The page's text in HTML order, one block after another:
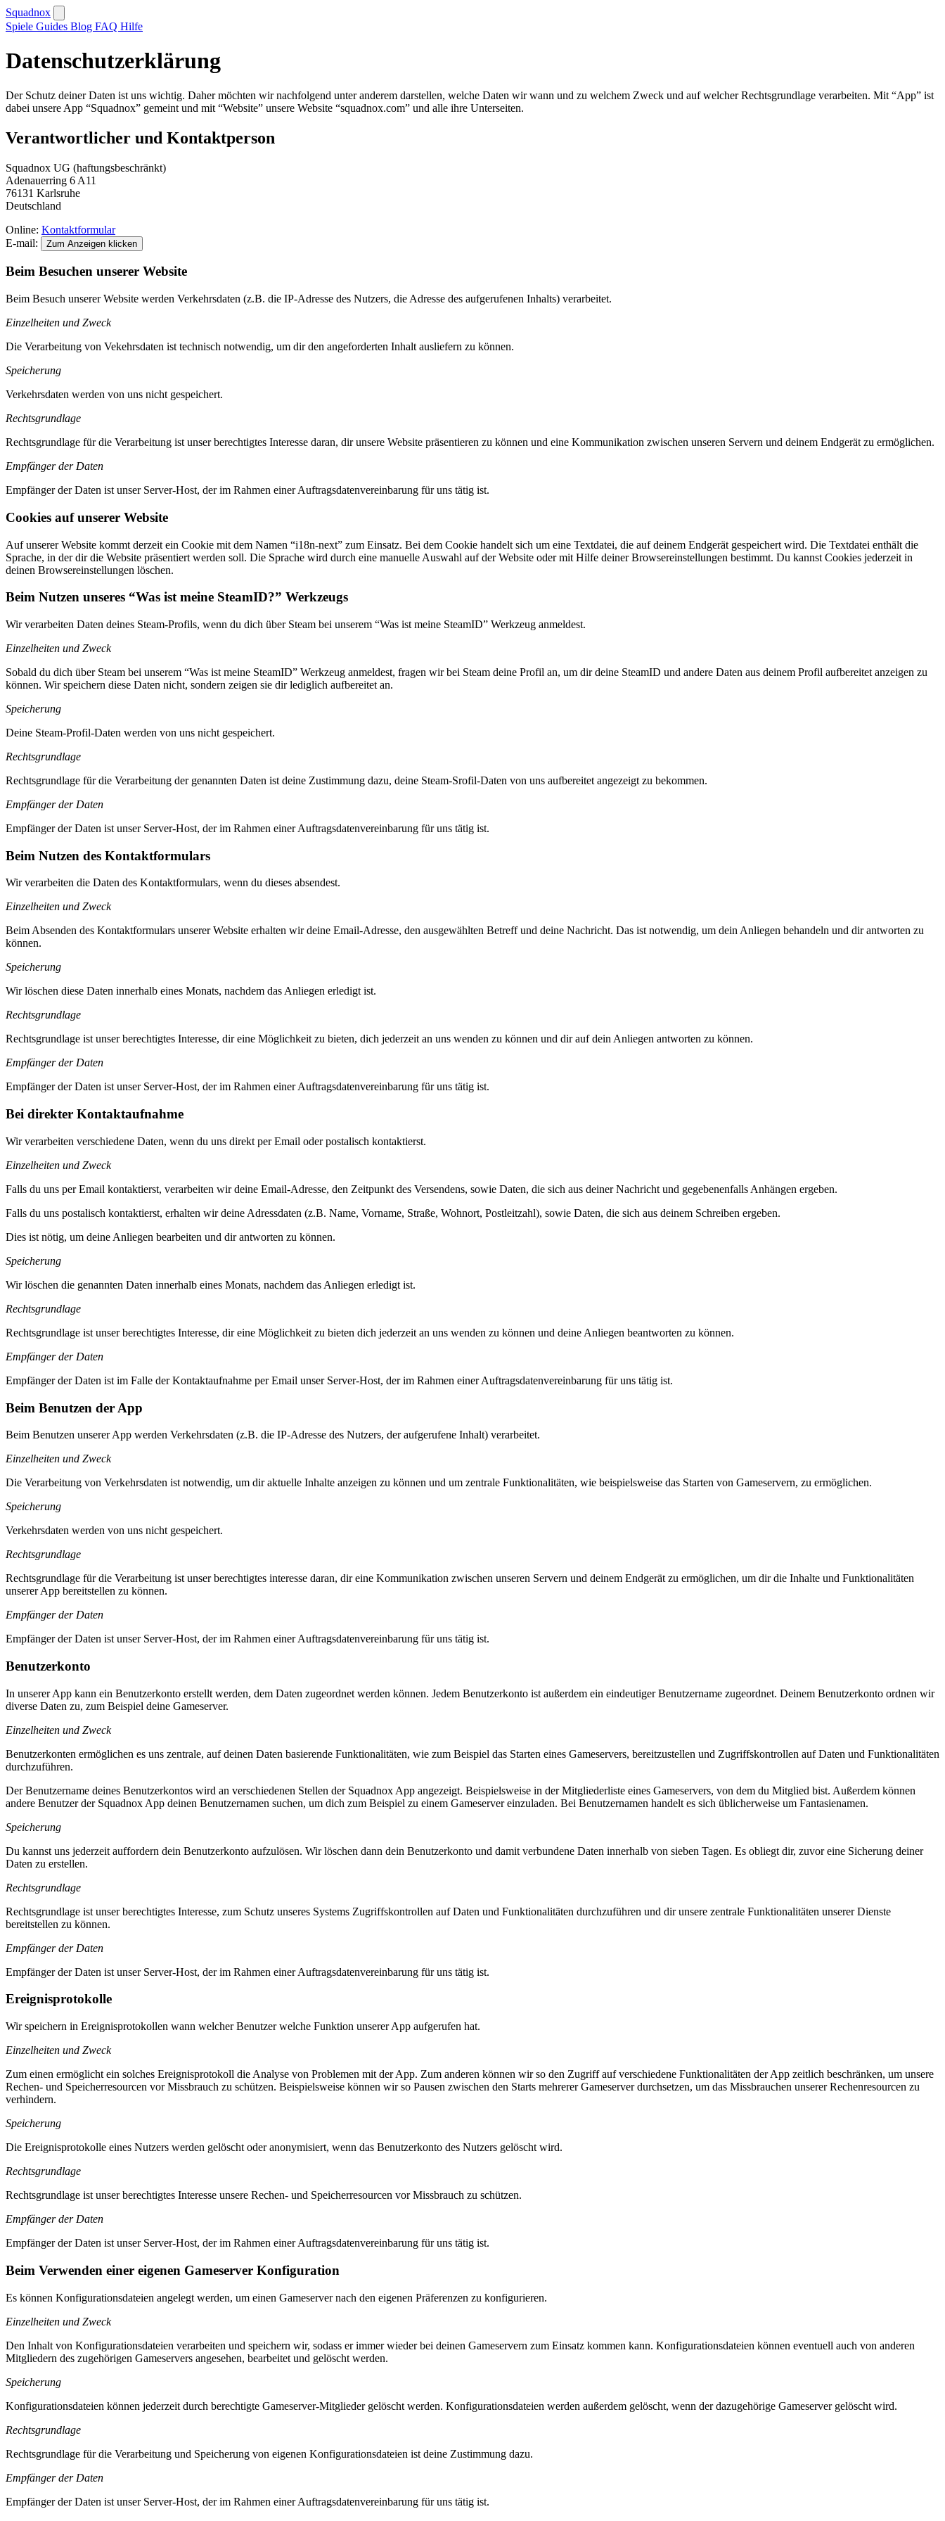
Squadnox
Spiele Guides Blog FAQ Hilfe
Daten­schutz­erklärung
Der Schutz deiner Daten ist uns wichtig. Daher möchten wir nachfolgend unter anderem darstellen, welche Daten wir wann und zu welchem Zweck und auf welcher Rechtsgrundlage verarbeiten. Mit “App” ist
dabei unsere App “Squadnox” gemeint und mit “Website” unsere Website “squadnox.com” und alle ihre Unterseiten.
Verantwortlicher und Kontaktperson
Squadnox UG (haftungsbeschränkt)
Adenauerring 6 A11
76131 Karlsruhe
Deutschland
Online: Kontaktformular
E-mail:
Zum Anzeigen klicken
Beim Besuchen unserer Website
Beim Besuch unserer Website werden Verkehrsdaten (z.B. die IP-Adresse des Nutzers, die Adresse des aufgerufenen Inhalts) verarbeitet.
Einzelheiten und Zweck
Die Verarbeitung von Vekehrsdaten ist technisch notwendig, um dir den angeforderten Inhalt ausliefern zu können.
Speicherung
Verkehrsdaten werden von uns nicht gespeichert.
Rechtsgrundlage
Rechtsgrundlage für die Verarbeitung ist unser berechtigtes Interesse daran, dir unsere Website präsentieren zu können und eine Kommunikation zwischen unseren Servern und deinem Endgerät zu ermöglichen.
Empfänger der Daten
Empfänger der Daten ist unser Server-Host, der im Rahmen einer Auftragsdatenvereinbarung für uns tätig ist.
Cookies auf unserer Website
Auf unserer Website kommt derzeit ein Cookie mit dem Namen “i18n-next” zum Einsatz. Bei dem Cookie handelt sich um eine Textdatei, die auf deinem Endgerät gespeichert wird. Die Textdatei enthält die
Sprache, in der dir die Website präsentiert werden soll. Die Sprache wird durch eine manuelle Auswahl auf der Website oder mit Hilfe deiner Browsereinstellungen bestimmt. Du kannst Cookies jederzeit in
deinen Browsereinstellungen löschen.
Beim Nutzen unseres “Was ist meine SteamID?” Werkzeugs
Wir verarbeiten Daten deines Steam-Profils, wenn du dich über Steam bei unserem “Was ist meine SteamID” Werkzeug anmeldest.
Einzelheiten und Zweck
Sobald du dich über Steam bei unserem “Was ist meine SteamID” Werkzeug anmeldest, fragen wir bei Steam deine Profil an, um dir deine SteamID und andere Daten aus deinem Profil aufbereitet anzeigen zu
können. Wir speichern diese Daten nicht, sondern zeigen sie dir lediglich aufbereitet an.
Speicherung
Deine Steam-Profil-Daten werden von uns nicht gespeichert.
Rechtsgrundlage
Rechtsgrundlage für die Verarbeitung der genannten Daten ist deine Zustimmung dazu, deine Steam-Srofil-Daten von uns aufbereitet angezeigt zu bekommen.
Empfänger der Daten
Empfänger der Daten ist unser Server-Host, der im Rahmen einer Auftragsdatenvereinbarung für uns tätig ist.
Beim Nutzen des Kontaktformulars
Wir verarbeiten die Daten des Kontaktformulars, wenn du dieses absendest.
Einzelheiten und Zweck
Beim Absenden des Kontaktformulars unserer Website erhalten wir deine Email-Adresse, den ausgewählten Betreff und deine Nachricht. Das ist notwendig, um dein Anliegen behandeln und dir antworten zu
können.
Speicherung
Wir löschen diese Daten innerhalb eines Monats, nachdem das Anliegen erledigt ist.
Rechtsgrundlage
Rechtsgrundlage ist unser berechtigtes Interesse, dir eine Möglichkeit zu bieten, dich jederzeit an uns wenden zu können und dir auf dein Anliegen antworten zu können.
Empfänger der Daten
Empfänger der Daten ist unser Server-Host, der im Rahmen einer Auftragsdatenvereinbarung für uns tätig ist.
Bei direkter Kontaktaufnahme
Wir verarbeiten verschiedene Daten, wenn du uns direkt per Email oder postalisch kontaktierst.
Einzelheiten und Zweck
Falls du uns per Email kontaktierst, verarbeiten wir deine Email-Adresse, den Zeitpunkt des Versendens, sowie Daten, die sich aus deiner Nachricht und gegebenenfalls Anhängen ergeben.
Falls du uns postalisch kontaktierst, erhalten wir deine Adressdaten (z.B. Name, Vorname, Straße, Wohnort, Postleitzahl), sowie Daten, die sich aus deinem Schreiben ergeben.
Dies ist nötig, um deine Anliegen bearbeiten und dir antworten zu können.
Speicherung
Wir löschen die genannten Daten innerhalb eines Monats, nachdem das Anliegen erledigt ist.
Rechtsgrundlage
Rechtsgrundlage ist unser berechtigtes Interesse, dir eine Möglichkeit zu bieten dich jederzeit an uns wenden zu können und deine Anliegen beantworten zu können.
Empfänger der Daten
Empfänger der Daten ist im Falle der Kontaktaufnahme per Email unser Server-Host, der im Rahmen einer Auftragsdatenvereinbarung für uns tätig ist.
Beim Benutzen der App
Beim Benutzen unserer App werden Verkehrsdaten (z.B. die IP-Adresse des Nutzers, der aufgerufene Inhalt) verarbeitet.
Einzelheiten und Zweck
Die Verarbeitung von Verkehrsdaten ist notwendig, um dir aktuelle Inhalte anzeigen zu können und um zentrale Funktionalitäten, wie beispielsweise das Starten von Gameservern, zu ermöglichen.
Speicherung
Verkehrsdaten werden von uns nicht gespeichert.
Rechtsgrundlage
Rechtsgrundlage für die Verarbeitung ist unser berechtigtes interesse daran, dir eine Kommunikation zwischen unseren Servern und deinem Endgerät zu ermöglichen, um dir die Inhalte und Funktionalitäten
unserer App bereitstellen zu können.
Empfänger der Daten
Empfänger der Daten ist unser Server-Host, der im Rahmen einer Auftragsdatenvereinbarung für uns tätig ist.
Benutzerkonto
In unserer App kann ein Benutzerkonto erstellt werden, dem Daten zugeordnet werden können. Jedem Benutzerkonto ist außerdem ein eindeutiger Benutzername zugeordnet. Deinem Benutzerkonto ordnen wir
diverse Daten zu, zum Beispiel deine Gameserver.
Einzelheiten und Zweck
Benutzerkonten ermöglichen es uns zentrale, auf deinen Daten basierende Funktionalitäten, wie zum Beispiel das Starten eines Gameservers, bereitzustellen und Zugriffskontrollen auf Daten und Funktionalitäten
durchzuführen.
Der Benutzername deines Benutzerkontos wird an verschiedenen Stellen der Squadnox App angezeigt. Beispielsweise in der Mitgliederliste eines Gameservers, von dem du Mitglied bist. Außerdem können
andere Benutzer der Squadnox App deinen Benutzernamen suchen, um dich zum Beispiel zu einem Gameserver einzuladen. Bei Benutzernamen handelt es sich üblicherweise um Fantasienamen.
Speicherung
Du kannst uns jederzeit auffordern dein Benutzerkonto aufzulösen. Wir löschen dann dein Benutzerkonto und damit verbundene Daten innerhalb von sieben Tagen. Es obliegt dir, zuvor eine Sicherung deiner
Daten zu erstellen.
Rechtsgrundlage
Rechtsgrundlage ist unser berechtigtes Interesse, zum Schutz unseres Systems Zugriffskontrollen auf Daten und Funktionalitäten durchzuführen und dir unsere zentrale Funktionalitäten unserer Dienste
bereitstellen zu können.
Empfänger der Daten
Empfänger der Daten ist unser Server-Host, der im Rahmen einer Auftragsdatenvereinbarung für uns tätig ist.
Ereignisprotokolle
Wir speichern in Ereignisprotokollen wann welcher Benutzer welche Funktion unserer App aufgerufen hat.
Einzelheiten und Zweck
Zum einen ermöglicht ein solches Ereignisprotokoll die Analyse von Problemen mit der App. Zum anderen können wir so den Zugriff auf verschiedene Funktionalitäten der App zeitlich beschränken, um unsere
Rechen- und Speicherresourcen vor Missbrauch zu schützen. Beispielsweise können wir so Pausen zwischen den Starts mehrerer Gameserver durchsetzen, um das Missbrauchen unserer Rechenresourcen zu
verhindern.
Speicherung
Die Ereignisprotokolle eines Nutzers werden gelöscht oder anonymisiert, wenn das Benutzerkonto des Nutzers gelöscht wird.
Rechtsgrundlage
Rechtsgrundlage ist unser berechtigtes Interesse unsere Rechen- und Speicherresourcen vor Missbrauch zu schützen.
Empfänger der Daten
Empfänger der Daten ist unser Server-Host, der im Rahmen einer Auftragsdatenvereinbarung für uns tätig ist.
Beim Verwenden einer eigenen Gameserver Konfiguration
Es können Konfigurationsdateien angelegt werden, um einen Gameserver nach den eigenen Präferenzen zu konfigurieren.
Einzelheiten und Zweck
Den Inhalt von Konfigurationsdateien verarbeiten und speichern wir, sodass er immer wieder bei deinen Gameservern zum Einsatz kommen kann. Konfigurationsdateien können eventuell auch von anderen
Mitgliedern des zugehörigen Gameservers angesehen, bearbeitet und gelöscht werden.
Speicherung
Konfigurationsdateien können jederzeit durch berechtigte Gameserver-Mitglieder gelöscht werden. Konfigurationsdateien werden außerdem gelöscht, wenn der dazugehörige Gameserver gelöscht wird.
Rechtsgrundlage
Rechtsgrundlage für die Verarbeitung und Speicherung von eigenen Konfigurationsdateien ist deine Zustimmung dazu.
Empfänger der Daten
Empfänger der Daten ist unser Server-Host, der im Rahmen einer Auftragsdatenvereinbarung für uns tätig ist.